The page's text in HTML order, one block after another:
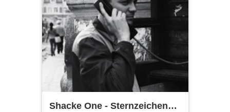
Shacke One - Sternzeichen